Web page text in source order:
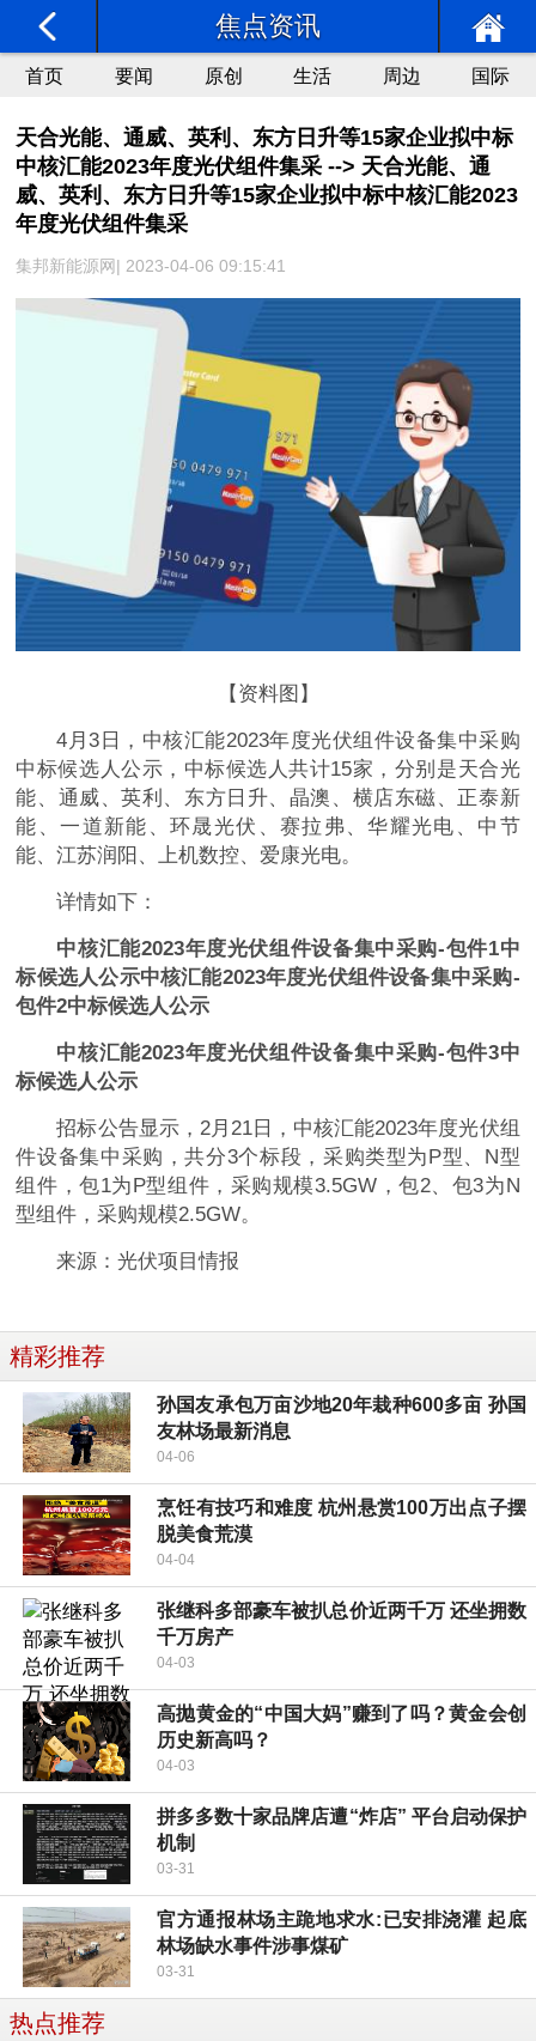
焦点资讯
首页 要闻 原创 生活 周边 国际
天合光能、通威、英利、东方日升等15家企业拟中标
中核汇能2023年度光伏组件集采 --> 天合光能、通
威、英利、东方日升等15家企业拟中标中核汇能2023
年度光伏组件集采
集邦新能源网| 2023-04-06 09:15:41
【资料图】
4月3日，中核汇能2023年度光伏组件设备集中采购
中标候选人公示，中标候选人共计15家，分别是天合光
能、通威、英利、东方日升、晶澳、横店东磁、正泰新
能、一道新能、环晟光伏、赛拉弗、华耀光电、中节
能、江苏润阳、上机数控、爱康光电。
详情如下：
中核汇能2023年度光伏组件设备集中采购-包件1中
标候选人公示中核汇能2023年度光伏组件设备集中采购-
包件2中标候选人公示
中核汇能2023年度光伏组件设备集中采购-包件3中
标候选人公示
招标公告显示，2月21日，中核汇能2023年度光伏组
件设备集中采购，共分3个标段，采购类型为P型、N型
组件，包1为P型组件，采购规模3.5GW，包2、包3为N
型组件，采购规模2.5GW。
来源：光伏项目情报
精彩推荐
孙国友承包万亩沙地20年栽种600多亩 孙国
友林场最新消息
04-06
烹饪有技巧和难度 杭州悬赏100万出点子摆
脱美食荒漠
04-04
张继科多部豪车被扒总价近两千万 还坐拥数
千万房产
04-03
高抛黄金的“中国大妈”赚到了吗？黄金会创
历史新高吗？
04-03
拼多多数十家品牌店遭“炸店” 平台启动保护
机制
03-31
官方通报林场主跪地求水:已安排浇灌 起底
林场缺水事件涉事煤矿
03-31
热点推荐